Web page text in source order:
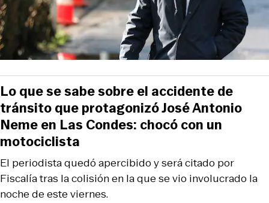
El periodista quedó apercibido y será citado por
Fiscalía tras la colisión en la que se vio involucrado la
noche de este viernes.
Lo que se sabe sobre el accidente de
tránsito que protagonizó José Antonio
Neme en Las Condes: chocó con un
motociclista